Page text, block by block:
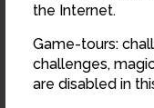
the Internet.
Game-tours:
challenges,
are disabled in